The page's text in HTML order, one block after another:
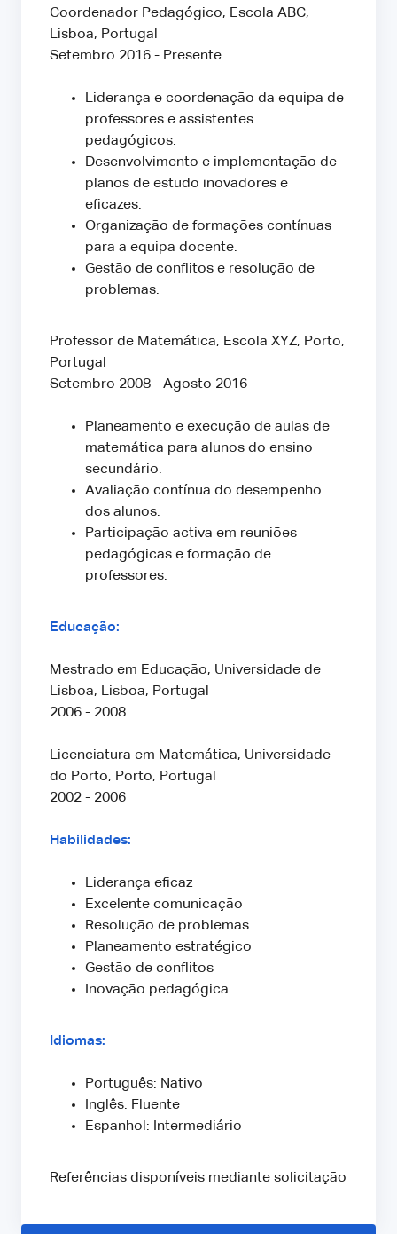
Coordenador Pedagógico, Escola ABC,
Lisboa, Portugal
Setembro 2016 - Presente
Liderança e coordenação da equipa de
professores e assistentes
pedagógicos.
Desenvolvimento e implementação de
planos de estudo inovadores e
eficazes.
Organização de formações contínuas
para a equipa docente.
Gestão de conflitos e resolução de
problemas.
Professor de Matemática, Escola XYZ, Porto,
Portugal
Setembro 2008 - Agosto 2016
Planeamento e execução de aulas de
matemática para alunos do ensino
secundário.
Avaliação contínua do desempenho
dos alunos.
Participação activa em reuniões
pedagógicas e formação de
professores.
Educação:
Mestrado em Educação, Universidade de
Lisboa, Lisboa, Portugal
2006 - 2008
Licenciatura em Matemática, Universidade
do Porto, Porto, Portugal
2002 - 2006
Habilidades:
Liderança eficaz
Excelente comunicação
Resolução de problemas
Planeamento estratégico
Gestão de conflitos
Inovação pedagógica
Idiomas:
Português: Nativo
Inglês: Fluente
Espanhol: Intermediário
Referências disponíveis mediante solicitação